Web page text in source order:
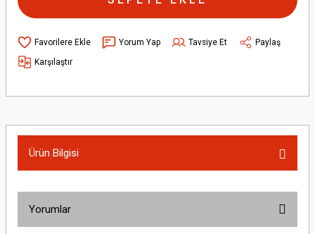
Yorum Yap Tavsiye Et
Paylaş
Karşılaştır
Ürün Bilgisi
Yorumlar